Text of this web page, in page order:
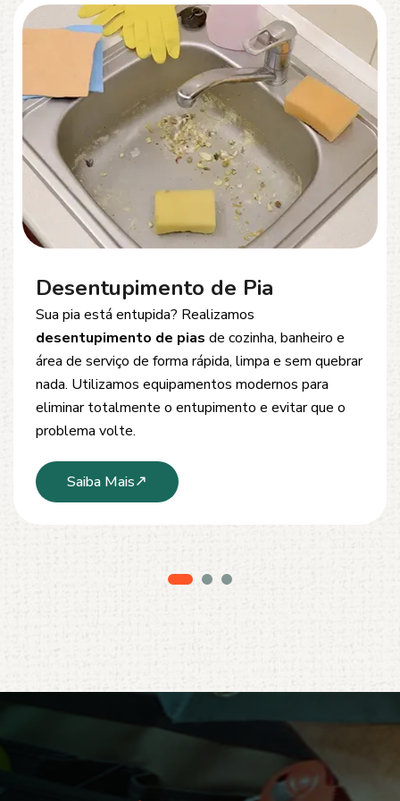
Desentupimento de Esgoto
Problemas comentupimento de esgoto
Oferecemos soluções rápidas e eficientes para
desobstrução de redes de esgoto, caixas de
inspeção e tubulações. Utilizamos equipamentos
modernos e técnicas seguras que garantem um
serviço limpo, ágil e sem danos à estrutura.
Saiba Mais